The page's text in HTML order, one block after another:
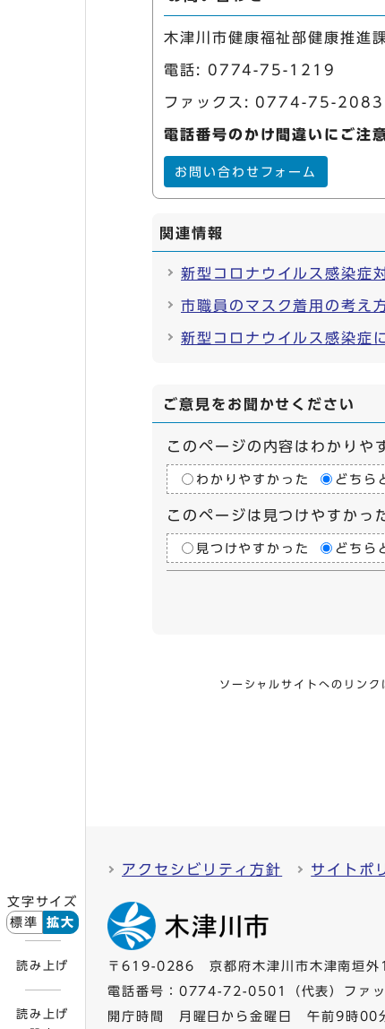
文字サイズ
標準
拡大
読み上げ
読み上げ
木津川市健康福祉部健康推進
電話: 0774-75-1219
ファックス: 0774-75-2083
電話番号のかけ間違いにご注
お問い合わせフォーム
関連情報
新型コロナウイルス感染症
市職員のマスク着用の考え
新型コロナウイルス感染症
ご意見をお聞かせください
このページの内容はわかりや
わかりやすかった どちら
このページは見つけやすかっ
見つけやすかった どちら
ソーシャルサイトへのリン
アクセシビリティ方針 サイトポ
〒619-0286 京都府木津川市木津南垣
電話番号： 0774-72-0501
（代表）フ
開庁時間 月曜日から金曜日 午前9時00